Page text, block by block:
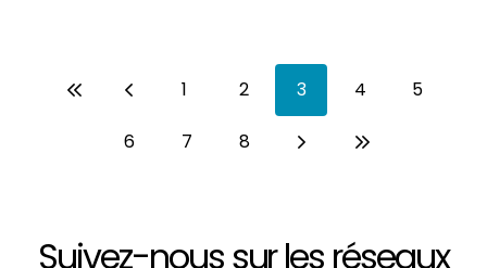
Page
1 Page
2 Page
3 Page
4 Page
5
Page
6 Page
7 Page
8
Suivez-nous sur les réseaux